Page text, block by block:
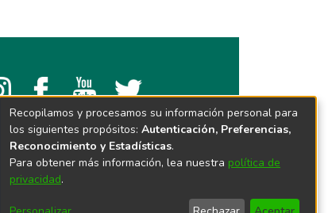
Recopilamos y procesamos su información personal para
los siguientes propósitos: Autenticación, Preferencias,
Reconocimiento y Estadísticas.
Para obtener más información, lea nuestra política de
privacidad.